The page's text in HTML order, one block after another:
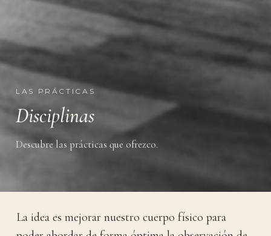
LAS PRÁCTICAS
Disciplinas
Descubre las prácticas que ofrezco.
La idea es mejorar nuestro cuerpo físico para